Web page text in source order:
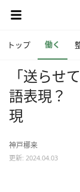
トップ 働く
「送らせ
語表現？
現
神戸梛来
更新: 2024.04.03